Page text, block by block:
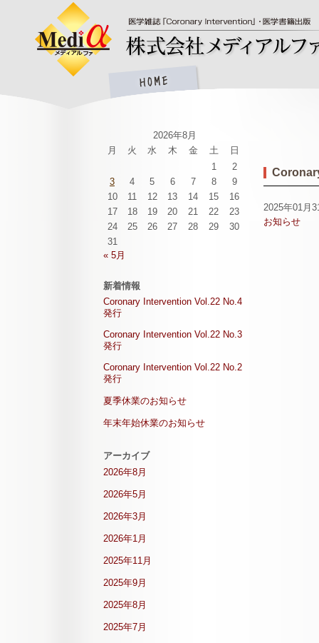
2025年01月
お知らせ
2026年8月
月
火 水 木 金 土
日
1
2
3
4 5 6 7 8
9
10
11 12 13 14 15
16
17
18 19 20 21 22
23
24
25 26 27 28 29
30
31
« 5月
新着情報
Coronary Intervention Vol.22 No.4
発行
Coronary Intervention Vol.22 No.3
発行
Coronary Intervention Vol.22 No.2
発行
夏季休業のお知らせ
年末年始休業のお知らせ
アーカイブ
2026年8月
2026年5月
2026年3月
2026年1月
2025年11月
2025年9月
2025年8月
2025年7月